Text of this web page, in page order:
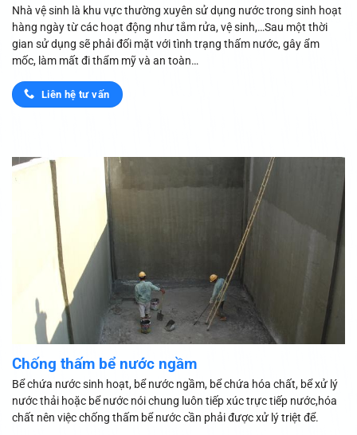
Nhà vệ sinh là khu vực thường xuyên sử dụng nước trong sinh hoạt
hàng ngày từ các hoạt động như tắm rửa, vệ sinh,…Sau một thời
gian sử dụng sẽ phải đối mặt với tình trạng thấm nước, gây ẩm
mốc, làm mất đi thẩm mỹ và an toàn…
Liên hệ tư vấn
Chống thấm bể nước ngầm
Bể chứa nước sinh hoạt, bể nước ngầm, bể chứa hóa chất, bể xử lý
nước thải hoặc bể nước nói chung luôn tiếp xúc trực tiếp nước,hóa
chất nên việc chống thấm bể nước cần phải được xử lý triệt để.